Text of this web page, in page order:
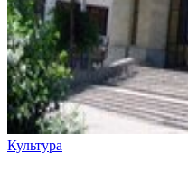
Культура